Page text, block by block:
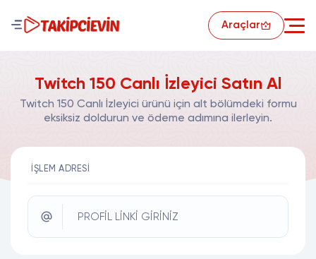
Araçlar
Twitch 150 Canlı İzleyici Satın Al
Twitch 150 Canlı İzleyici ürünü için alt bölümdeki formu
eksiksiz doldurun ve ödeme adımına ilerleyin.
İŞLEM ADRESI
PROFİL LİNKİ GİRİNİZ